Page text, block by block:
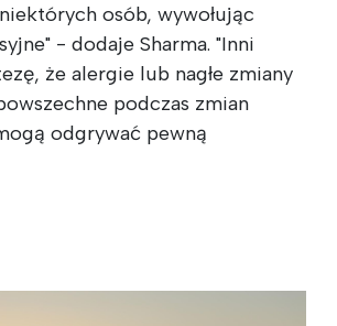
osób, wywołując
- dodaje Sharma. "Inni
że alergie lub nagłe zmiany
podczas zmian
odgrywać pewną